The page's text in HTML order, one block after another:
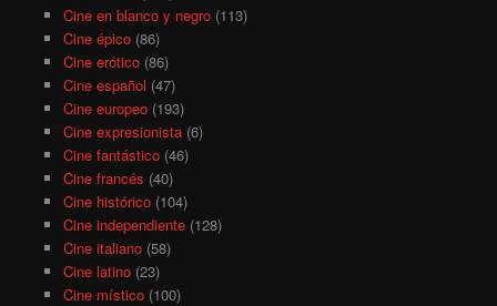
Cine en blanco y negro(113)
Cine épico(86)
Cine erótico(86)
Cine español (47)
Cine europeo(193)
Cine expresionista(6)
Cine fantástico(46)
Cine francés (40)
Cine histórico(104)
Cine independiente(128)
Cine italiano(58)
Cine latino(23)
Cine místico(100)